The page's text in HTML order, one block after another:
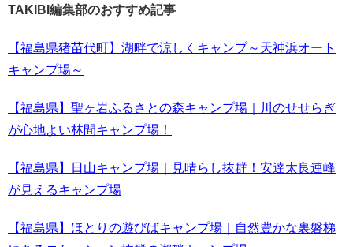
TAKIBI編集部のおすすめ記事
【福島県猪苗代町】湖畔で涼しくキャンプ～天神浜オート
キャンプ場～
【福島県】聖ヶ岩ふるさとの森キャンプ場｜川のせせらぎ
が心地よい林間キャンプ場！
【福島県】日山キャンプ場｜見晴らし抜群！安達太良連峰
が見えるキャンプ場
【福島県】ほとりの遊びばキャンプ場｜自然豊かな裏磐梯